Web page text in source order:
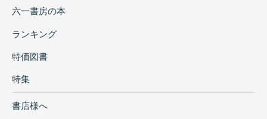
六一書房の本
ランキング
特価図書
特集
書店様へ